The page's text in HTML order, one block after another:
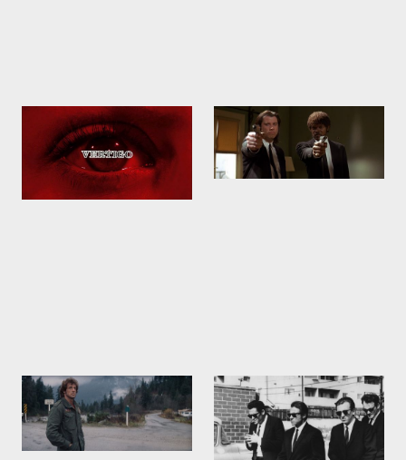
Séquence d'ouverture de
Vertigo par Saul Bass
1958
Pulp Fiction de Quentin
Tarantino
1994
First Blood. Sylvester
Stallone
1982
Reservoir Dogs de Quentin
Tarantino
1992